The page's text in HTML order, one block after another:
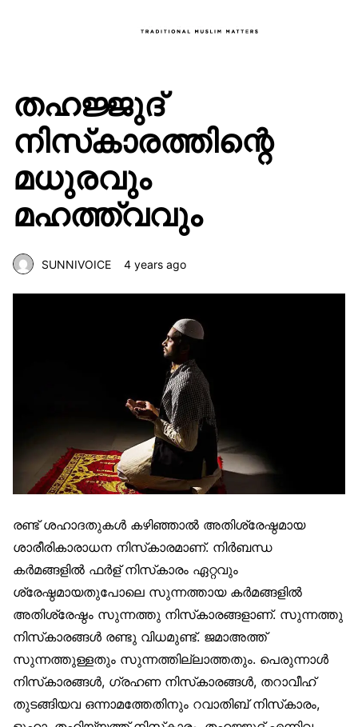
തഹജ്ജുദ്
നിസ്‌കാരത്തിന്റെ
മധുരവും
മഹത്ത്വവും
SUNNIVOICE 4 years ago
രണ്ട് ശഹാദതുകൾ കഴിഞ്ഞാൽ അതിശ്രേഷ്ഠമായ
ശാരീരികാരാധന നിസ്‌കാരമാണ്. നിർബന്ധ
കർമങ്ങളിൽ ഫർള് നിസ്‌കാരം ഏറ്റവും
ശ്രേഷ്ഠമായതുപോലെ സുന്നത്തായ കർമങ്ങളിൽ
അതിശ്രേഷ്ഠം സുന്നത്തു നിസ്‌കാരങ്ങളാണ്. സുന്നത്തു
നിസ്‌കാരങ്ങൾ രണ്ടു വിധമുണ്ട്. ജമാഅത്ത്
സുന്നത്തുള്ളതും സുന്നത്തില്ലാത്തതും. പെരുന്നാൾ
നിസ്‌കാരങ്ങൾ, ഗ്രഹണ നിസ്‌കാരങ്ങൾ, തറാവീഹ്
തുടങ്ങിയവ ഒന്നാമത്തേതിനും റവാതിബ് നിസ്‌കാരം,